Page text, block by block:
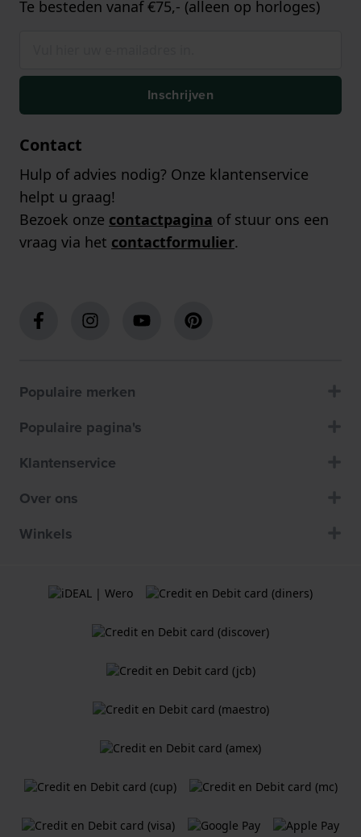
Te besteden vanaf €75,- (alleen op horloges)
Inschrijven
Contact
Hulp of advies nodig? Onze klantenservice
helpt u graag!
Bezoek onze contactpagina of stuur ons een
vraag via het contactformulier.
Populaire merken
Populaire pagina's
Klantenservice
Over ons
Winkels